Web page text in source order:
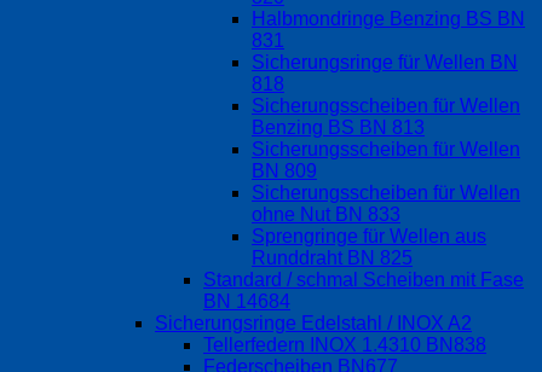
Halbmondringe Benzing BS BN
831
Sicherungsringe für Wellen BN
818
Sicherungsscheiben für Wellen
Benzing BS BN 813
Sicherungsscheiben für Wellen
BN 809
Sicherungsscheiben für Wellen
ohne Nut BN 833
Sprengringe für Wellen aus
Runddraht BN 825
Standard / schmal Scheiben mit Fase
BN 14684
Sicherungsringe Edelstahl / INOX A2
Tellerfedern INOX 1.4310 BN838
Federscheiben BN677